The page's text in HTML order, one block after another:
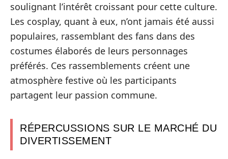
soulignant l’intérêt croissant pour cette culture.
Les cosplay, quant à eux, n’ont jamais été aussi
populaires, rassemblant des fans dans des
costumes élaborés de leurs personnages
préférés. Ces rassemblements créent une
atmosphère festive où les participants
partagent leur passion commune.
RÉPERCUSSIONS SUR LE MARCHÉ DU
DIVERTISSEMENT